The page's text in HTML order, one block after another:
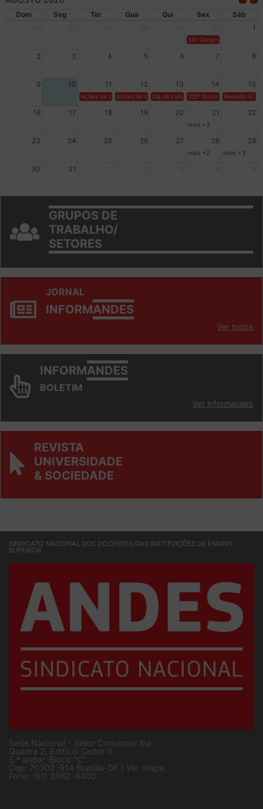
Dom Seg Ter Qua Qui Sex
Sáb
1
XIV Congresso Brasileiro
2 3 4 5 6 7 8
9 10 11 12 13 14 15
Ações de solidariedade a Cuba no Rio Grande do Sul - 100
Ações de solidariedade a Cuba no Rio Grande do
Dia de Luta em Defesa de Cuba e da
102º Encontro da
Reunião
16 17 18 19 20 21 22
mais +3
23 24 25 26 27 28 29
mais +2 mais +3
30 31
GRUPOS DE
TRABALHO/
SETORES
JORNAL
INFORMANDES
Ver todos
INFORM ANDES
BOLETIM
Ver Informandes
REVISTA
UNIVERSIDADE
& SOCIEDADE
SINDICATO NACIONAL DOS DOCENTES DAS INSTITUIÇÕES DE ENSINO
SUPERIOR
Sede Nacional - Setor Comercial Sul
Quadra 2, Edifício Cedro II
5 º andar, Bloco "C"
Cep: 70302-914 Brasília-DF | Ver mapa
Fone: (61) 3962-8400